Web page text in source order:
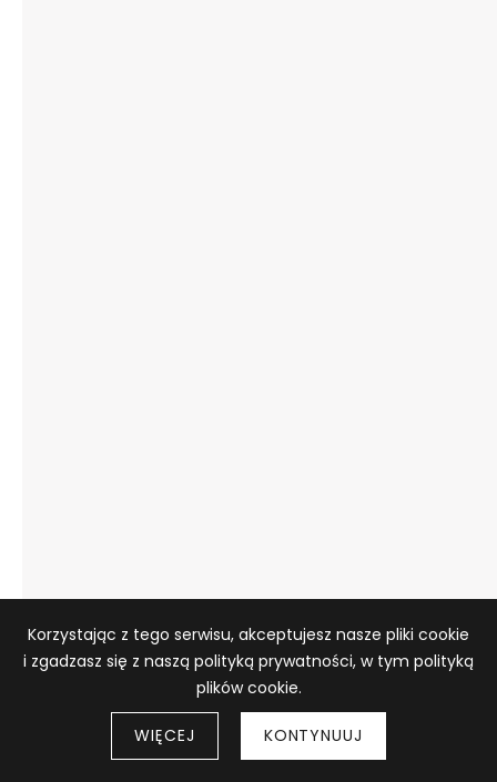
Informacja o plikach cookie
Korzystając z tego serwisu, akceptujesz nasze pliki cookie
i zgadzasz się z naszą polityką prywatności, w tym polityką
plików cookie.
WIĘCEJ KONTYNUUJ